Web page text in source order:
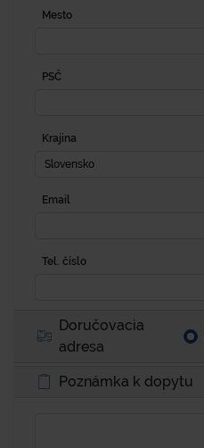
Mesto
PSČ
Krajina
Slovensko
Email
Tel. číslo
Doručovacia
adresa
Poznámka k dopytu